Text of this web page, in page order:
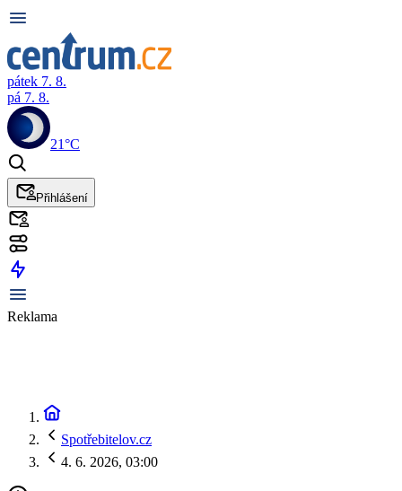
pátek 7. 8.
pá 7. 8.
21°C
Přihlášení
Reklama
Spotřebitelov.cz
4. 6. 2026, 03:00